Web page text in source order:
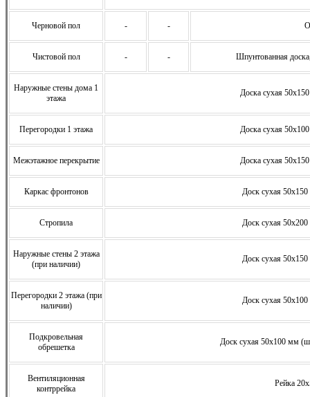
Черновой пол - -
Чистовой пол - - Шпунтованная
Наружные стены дома 1
этажа
Доска сухая
Перегородки 1 этажа Доска сухая
Межэтажное перекрытие Доска сухая
Каркас фронтонов Доск сухая
Стропила Доск сухая
Наружные стены 2 этажа
(при наличии)
Доск сухая
Перегородки 2 этажа (при
наличии)
Доск сухая
Подкровельная
обрешетка
Доск сухая 50х100 мм
Вентиляционная
контррейка
Рейка